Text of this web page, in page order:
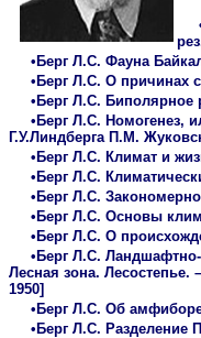
•Берг Л.С. Фауна
•Берг Л.С. О причинах
•Берг Л.С. Биполярное
•Берг Л.С. Номогенез,
Г.У.Линдберга П.М.
•Берг Л.С. Климат и
•Берг Л.С.
•Берг Л.С.
•Берг Л.С. Основы
•Берг Л.С. О
•Берг Л.С.
Лесная зона. Лесостепье.
1950]
•Берг Л.С. Об
•Берг Л.С. Разделение